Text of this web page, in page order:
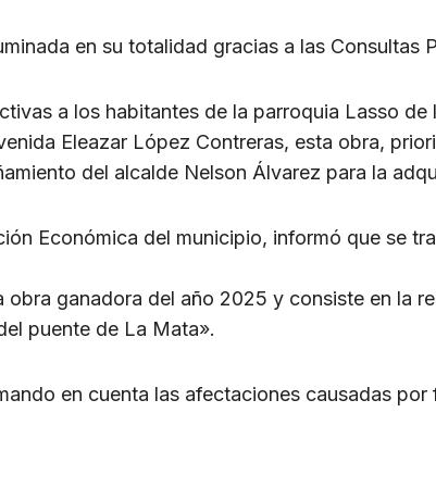
en su totalidad gracias a las Consultas
a los habitantes de la parroquia Lasso de
Eleazar López Contreras, esta obra,
del alcalde Nelson Álvarez para la
Económica del municipio, informó que se
ganadora del año 2025 y consiste en la
puente de La Mata».
en cuenta las afectaciones causadas